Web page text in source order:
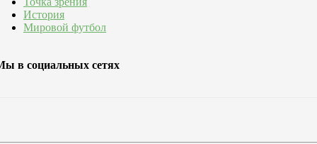
История
Мировой футбол
в социальных сетях